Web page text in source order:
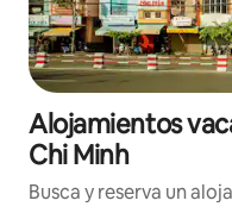
Alojamientos
Chi Minh
Busca y reserva un